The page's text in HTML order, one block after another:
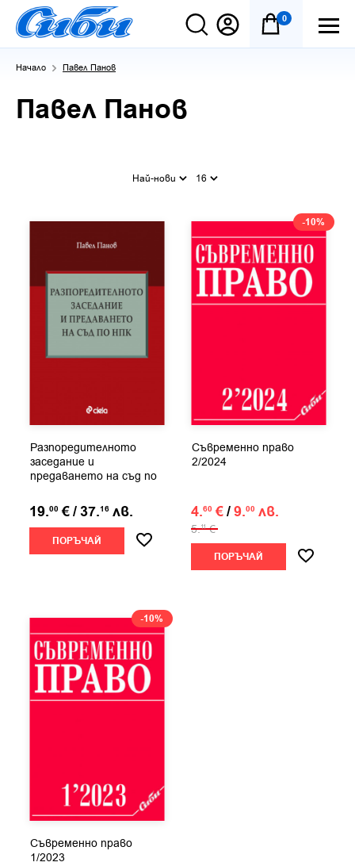
0
Начало Павел Панов
Павел Панов
Най-нови 16
Разпоредителното
заседание и
предаването на съд по
19.00 €/37.16 лв.
ПОРЪЧАЙ
-10%
Съвременно право
2/2024
4.60 €/9.00 лв.
5.11 €
ПОРЪЧАЙ
-10%
Съвременно право
1/2023